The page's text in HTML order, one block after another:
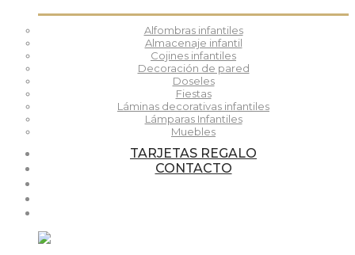
Alfombras infantiles
Almacenaje infantil
Cojines infantiles
Decoración de pared
Doseles
Fiestas
Láminas decorativas infantiles
Lámparas Infantiles
Muebles
TARJETAS REGALO
CONTACTO